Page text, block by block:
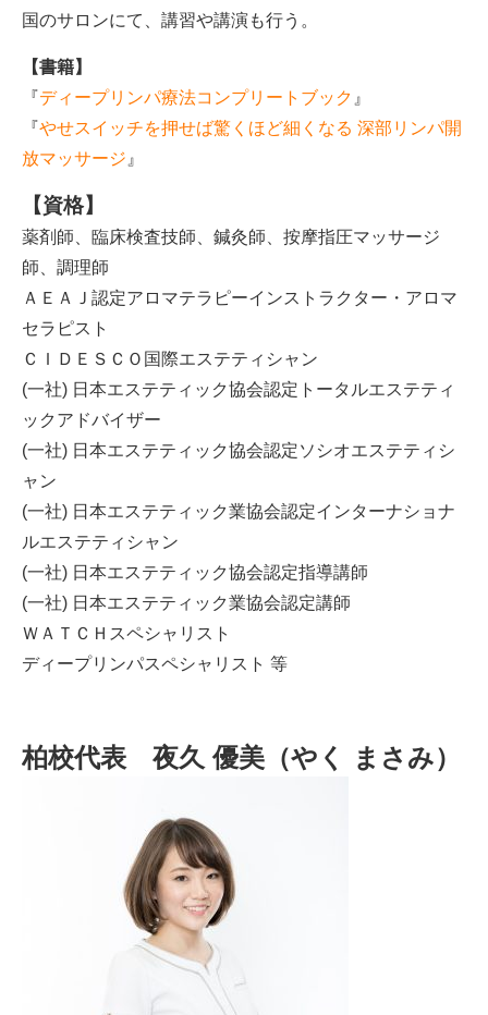
国のサロンにて、講習や講演も行う。
【書籍】
『ディープリンパ療法コンプリートブック 』
『やせスイッチを押せば驚くほど細くなる 深部リンパ開
放マッサージ 』
【資格】
薬剤師、臨床検査技師、鍼灸師、按摩指圧マッサージ
師、調理師
ＡＥＡＪ認定アロマテラピーインストラクター・アロマ
セラピスト
ＣＩＤＥＳＣＯ国際エステティシャン
(一社) 日本エステティック協会認定トータルエステティ
ックアドバイザー
(一社) 日本エステティック協会認定ソシオエステティシ
ャン
(一社) 日本エステティック業協会認定インターナショナ
ルエステティシャン
(一社) 日本エステティック協会認定指導講師
(一社) 日本エステティック業協会認定講師
ＷＡＴＣＨスペシャリスト
ディープリンパスペシャリスト 等
柏校代表 夜久 優美（やく まさみ）